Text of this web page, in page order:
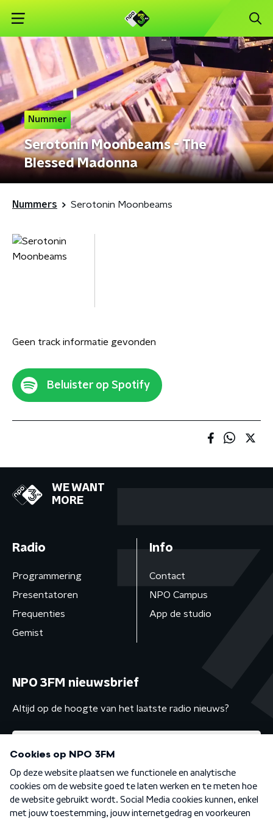
Nummer
Serotonin Moonbeams - The
Blessed Madonna
Nummers Serotonin Moonbeams
Geen track informatie gevonden
Beluister op Spotify
WE WANT
MORE
Radio
Programmering
Presentatoren
Frequenties
Gemist
Info
Contact
NPO Campus
App de studio
NPO 3FM nieuwsbrief
Altijd op de hoogte van het laatste radio nieuws?
Algemene voorwaarden Privacybeleid